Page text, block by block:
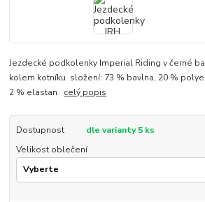
Jezdecké podkolenky Imperial Riding v černé
kolem kotníku. složení: 73 % bavlna, 20 %
2 % elastan celý popis
Dostupnost
dle varianty 5 ks
Velikost oblečení